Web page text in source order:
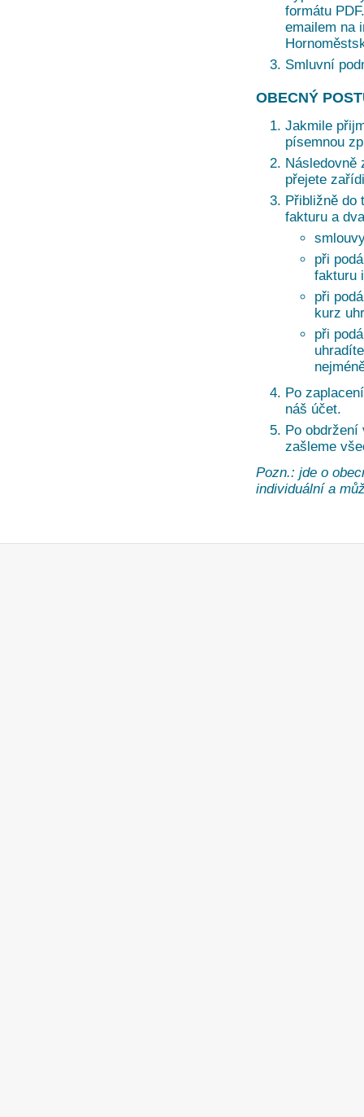
formátu
emailem na
Smluvní
OBECNÝ
Jakmile
písemnou
Následovně
přejete
Přibližně do
fakturu a
při
fakturu
při
kurz
při
Po
náš účet.
Po obdržení
zašleme
Pozn.: jde o
individuální a